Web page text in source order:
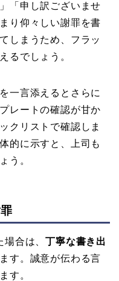
「申し訳ございませ
り仰々しい謝罪を書
しまうため、フラッ
るでしょう。
一言添えるとさらに
レートの確認が甘か
クリストで確認しま
的に示すと、上司も
う。
場合は、丁寧な書き出
す。誠意が伝わる言
す。